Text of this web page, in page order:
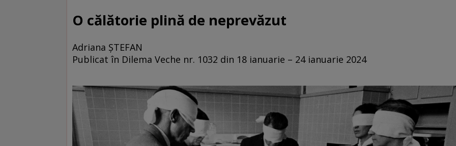
O călătorie plină de neprevăzut
Adriana ȘTEFAN
Publicat în Dilema Veche nr. 1032 din 18 ianuarie – 24 ianuarie 2024